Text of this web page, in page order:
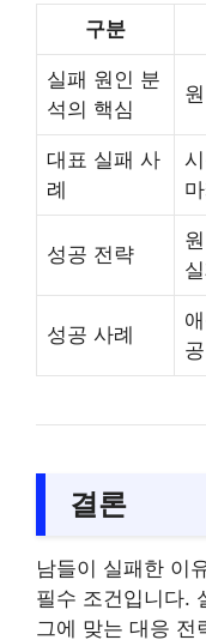
구분
실패 원인 분
석의 핵심
대표 실패 사
례
성공 전략
성공 사례
공
결론
남들이 실패한 이
필수 조건입니다.
그에 맞는 대응 전